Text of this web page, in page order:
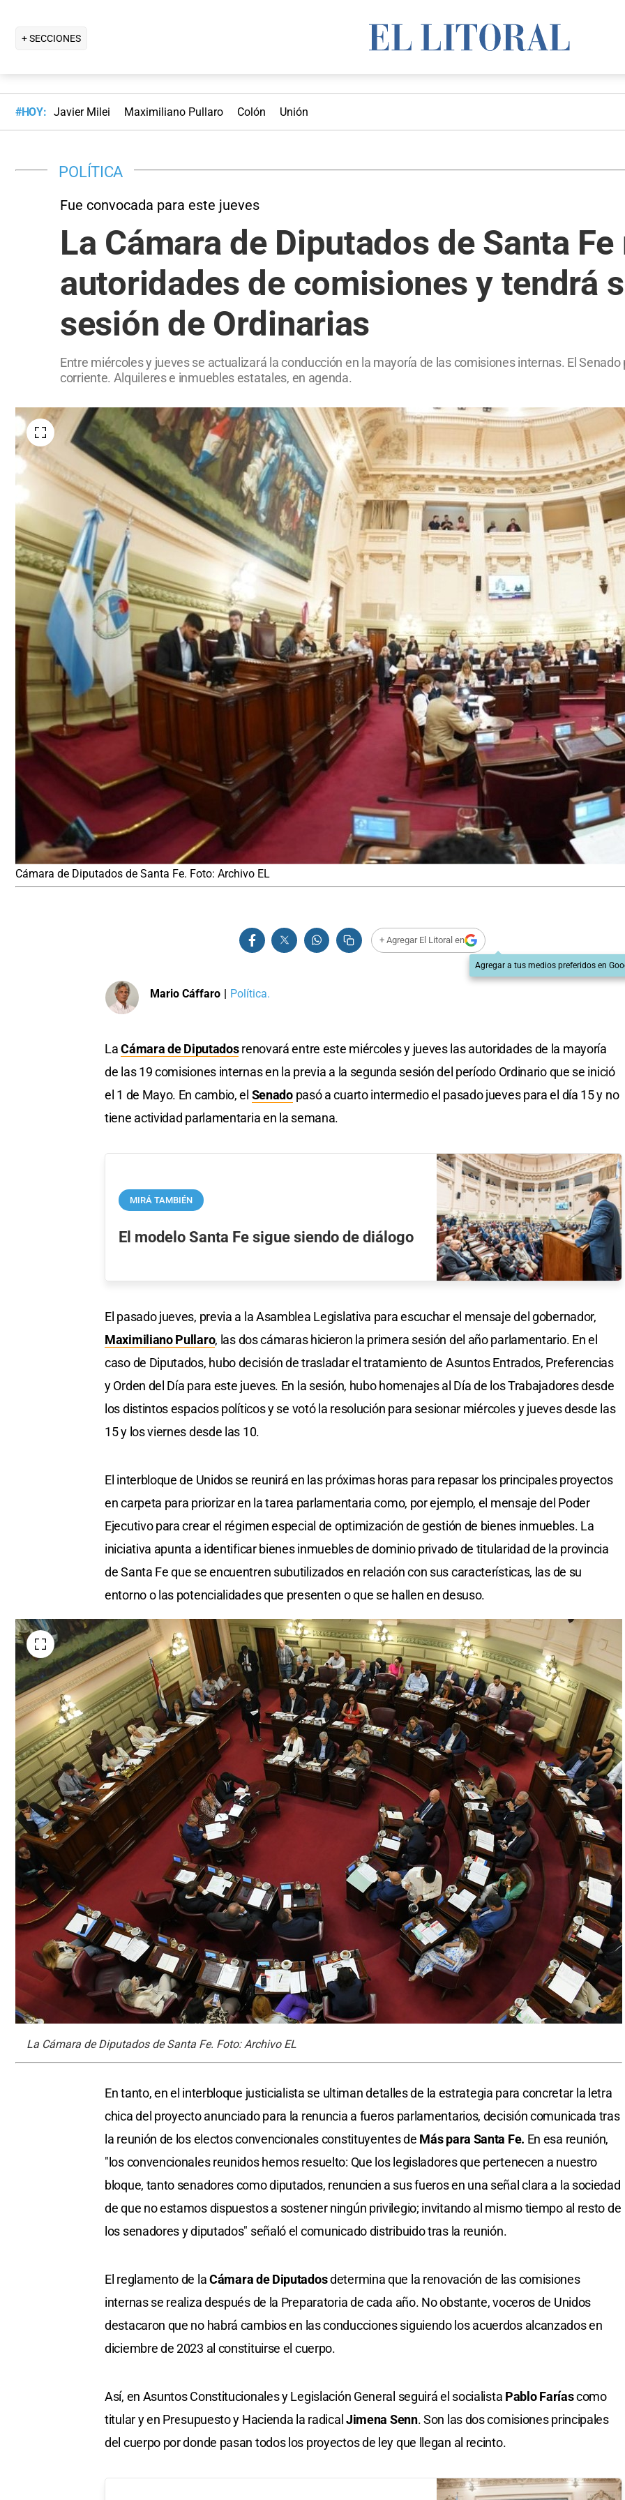
+ SECCIONES
#HOY: Javier Milei Maximiliano Pullaro Colón Unión
POLÍTICA
Fue convocada para este jueves
La Cámara de Diputados de Santa
autoridades de comisiones y tendrá
sesión de Ordinarias
Entre miércoles y jueves se actualizará la conducción en la mayoría de las comisiones internas. El
corriente. Alquileres e inmuebles estatales, en agenda.
Cámara de Diputados de Santa Fe. Foto: Archivo EL
+ Agregar El Litoral en
Agregar a tus medios preferidos en
Mario Cáffaro | Política.
LaCámara de Diputadosrenovará entre este miércoles y jueves las autoridades de la mayoría
de las 19 comisiones internas en la previa a la segunda sesión del período Ordinario que se inició
el 1 de Mayo. En cambio, el Senadopasó a cuarto intermedio el pasado jueves para el día 15 y no
tiene actividad parlamentaria en la semana.
MIRÁ TAMBIÉN
El modelo Santa Fe sigue siendo de diálogo
El pasado jueves, previa a la Asamblea Legislativa para escuchar el mensaje del gobernador,
Maximiliano Pullaro, las dos cámaras hicieron la primera sesión del año parlamentario. En el
caso de Diputados, hubo decisión de trasladar el tratamiento de Asuntos Entrados, Preferencias
y Orden del Día para este jueves. En la sesión, hubo homenajes al Día de los Trabajadores desde
los distintos espacios políticos y se votó la resolución para sesionar miércoles y jueves desde las
15 y los viernes desde las 10.
El interbloque de Unidos se reunirá en las próximas horas para repasar los principales proyectos
en carpeta para priorizar en la tarea parlamentaria como, por ejemplo, el mensaje del Poder
Ejecutivo para crear el régimen especial de optimización de gestión de bienes inmuebles. La
iniciativa apunta a identificar bienes inmuebles de dominio privado de titularidad de la provincia
de Santa Fe que se encuentren subutilizados en relación con sus características, las de su
entorno o las potencialidades que presenten o que se hallen en desuso.
La Cámara de Diputados de Santa Fe. Foto: Archivo EL
En tanto, en el interbloque justicialista se ultiman detalles de la estrategia para concretar la letra
chica del proyecto anunciado para la renuncia a fueros parlamentarios, decisión comunicada tras
la reunión de los electos convencionales constituyentes de Más para Santa Fe. En esa reunión,
"los convencionales reunidos hemos resuelto: Que los legisladores que pertenecen a nuestro
bloque, tanto senadores como diputados, renuncien a sus fueros en una señal clara a la sociedad
de que no estamos dispuestos a sostener ningún privilegio; invitando al mismo tiempo al resto de
los senadores y diputados" señaló el comunicado distribuido tras la reunión.
El reglamento de laCámara de Diputadosdetermina que la renovación de las comisiones
internas se realiza después de la Preparatoria de cada año. No obstante, voceros de Unidos
destacaron que no habrá cambios en las conducciones siguiendo los acuerdos alcanzados en
diciembre de 2023 al constituirse el cuerpo.
Así, en Asuntos Constitucionales y Legislación General seguirá el socialista Pablo Faríascomo
titular y en Presupuesto y Hacienda la radical Jimena Senn. Son las dos comisiones principales
del cuerpo por donde pasan todos los proyectos de ley que llegan al recinto.